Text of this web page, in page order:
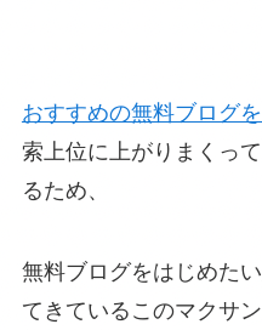
おすすめの無料ブログ
索上位に上がりまくっ
るため、
無料ブログをはじめた
てきているこのマクサ